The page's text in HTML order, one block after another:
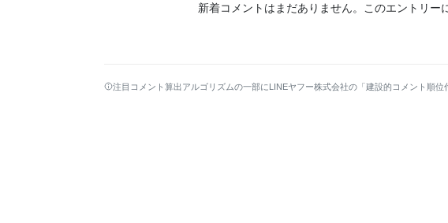
新着コメントはまだありません。 このエントリー
注目コメント算出アルゴリズムの一部にLINEヤフー株式会社の「建設的コメント順位